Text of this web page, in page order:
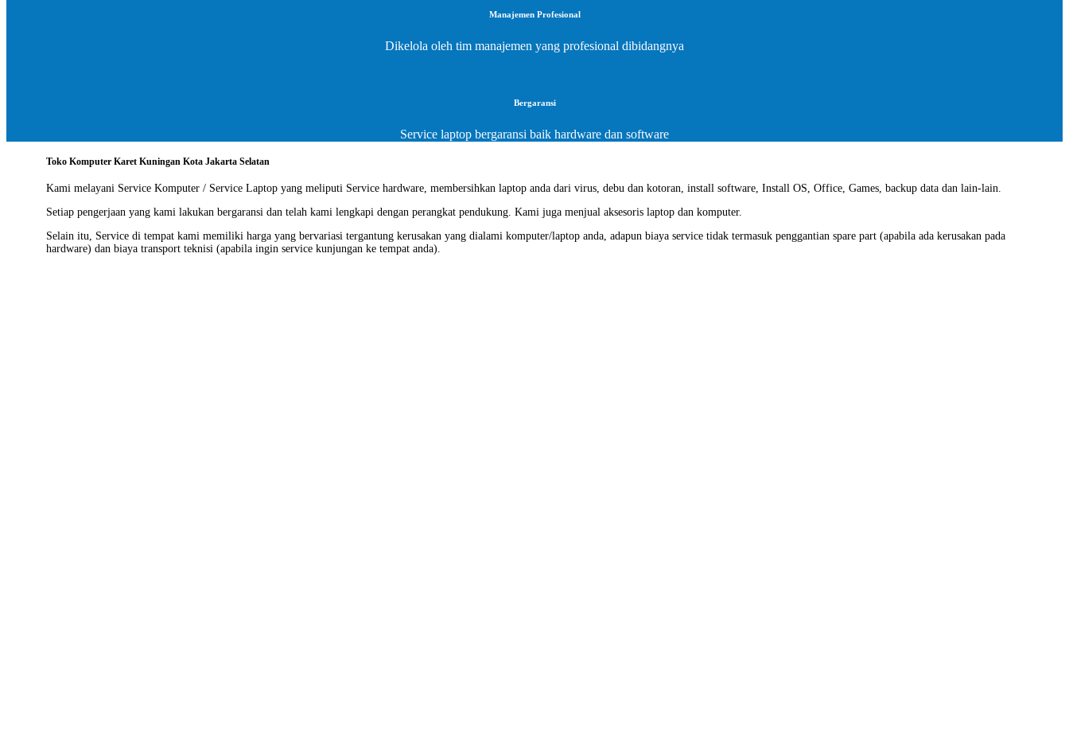
Manajemen Profesional
Dikelola oleh tim manajemen yang profesional dibidangnya
Bergaransi
Service laptop bergaransi baik hardware dan software
Toko Komputer Karet Kuningan Kota Jakarta Selatan
Kami melayani Service Komputer / Service Laptop yang meliputi Service hardware, membersihkan laptop anda dari virus, debu dan kotoran, install software, Install OS, Office, Games, backup data dan lain-lain.
Setiap pengerjaan yang kami lakukan bergaransi dan telah kami lengkapi dengan perangkat pendukung. Kami juga menjual aksesoris laptop dan komputer.
Selain itu, Service di tempat kami memiliki harga yang bervariasi tergantung kerusakan yang dialami komputer/laptop anda, adapun biaya service tidak termasuk penggantian spare part (apabila ada kerusakan pada
hardware) dan biaya transport teknisi (apabila ingin service kunjungan ke tempat anda).